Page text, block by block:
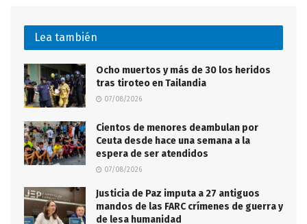
Lea también
Ocho muertos y más de 30 los heridos
tras tiroteo en Tailandia
07/08/2026
Cientos de menores deambulan por
Ceuta desde hace una semana a la
espera de ser atendidos
07/08/2026
Justicia de Paz imputa a 27 antiguos
mandos de las FARC crímenes de guerra y
de lesa humanidad